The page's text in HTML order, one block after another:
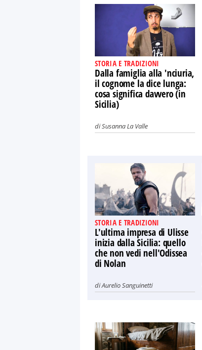
STORIA E TRADIZIONI
Dalla famiglia alla 'nciuria,
il cognome la dice lunga:
cosa significa davvero (in
Sicilia)
diSusanna La Valle
STORIA E TRADIZIONI
L'ultima impresa di Ulisse
inizia dalla Sicilia: quello
che non vedi nell'Odissea
di Nolan
diAurelio Sanguinetti